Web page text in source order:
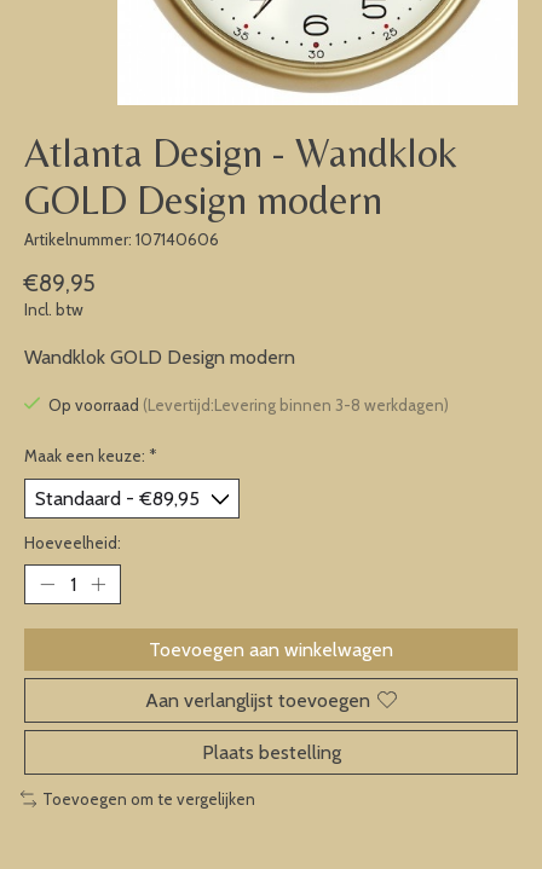
Atlanta Design - Wandklok
GOLD Design modern
Artikelnummer: 107140606
€89,95
Incl. btw
Wandklok GOLD Design modern
Op voorraad (Levertijd:Levering binnen 3-8 werkdagen)
Maak een keuze: *
Hoeveelheid:
Toevoegen aan winkelwagen
Aan verlanglijst toevoegen
Plaats bestelling
Toevoegen om te vergelijken